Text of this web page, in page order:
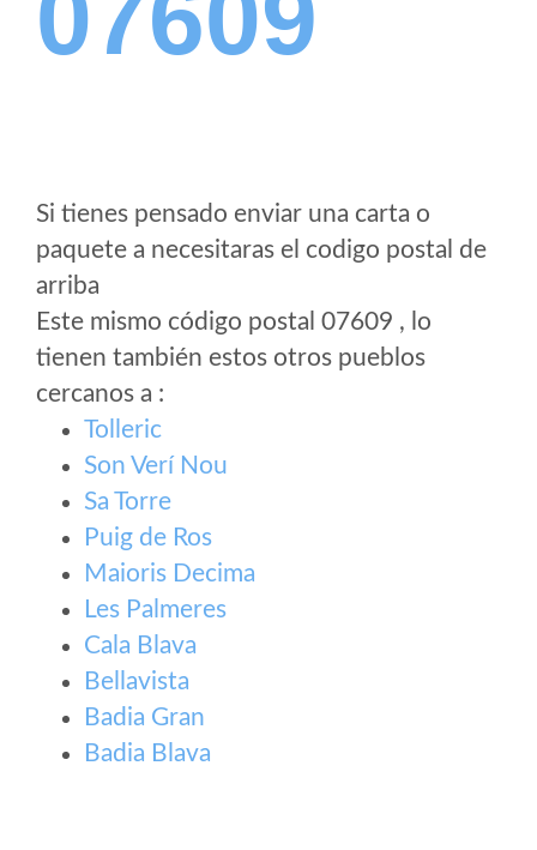
Si tienes pensado enviar una carta o
paquete a necesitaras el codigo postal de
arriba
Este mismo código postal 07609 , lo
tienen también estos otros pueblos
cercanos a :
Tolleric
Son Verí Nou
Sa Torre
Puig de Ros
Maioris Decima
Les Palmeres
Cala Blava
Bellavista
Badia Gran
Badia Blava